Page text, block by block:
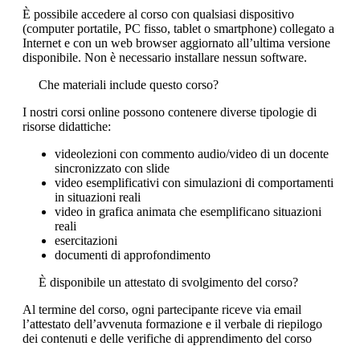
È possibile accedere al corso con qualsiasi dispositivo
(computer portatile, PC fisso, tablet o smartphone) collegato a
Internet e con un web browser aggiornato all’ultima versione
disponibile. Non è necessario installare nessun software.
Che materiali include questo corso?
I nostri corsi online possono contenere diverse tipologie di
risorse didattiche:
videolezioni con commento audio/video di un docente
sincronizzato con slide
video esemplificativi con simulazioni di comportamenti
in situazioni reali
video in grafica animata che esemplificano situazioni
reali
esercitazioni
documenti di approfondimento
È disponibile un attestato di svolgimento del corso?
Al termine del corso, ogni partecipante riceve via email
l’attestato dell’avvenuta formazione e il verbale di riepilogo
dei contenuti e delle verifiche di apprendimento del corso